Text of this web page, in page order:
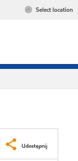
Select location
Udostępnij